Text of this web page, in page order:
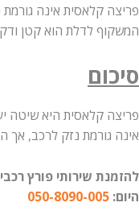
קלאסית אינה גורמת נזק
לדלת הוא קטן ודק
קלאסית היא שיטה
נזק לרכב, אך היא
שירותי פורץ רכבים
050-8090-005